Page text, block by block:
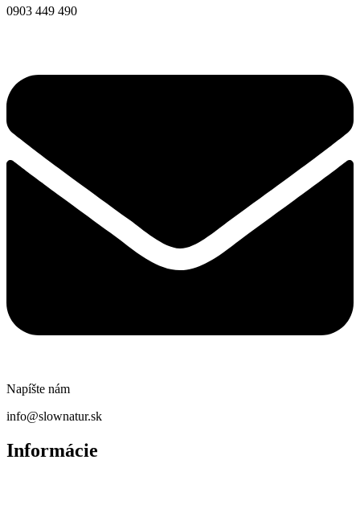
0903 449 490
Napíšte nám
info@slownatur.sk
Informácie